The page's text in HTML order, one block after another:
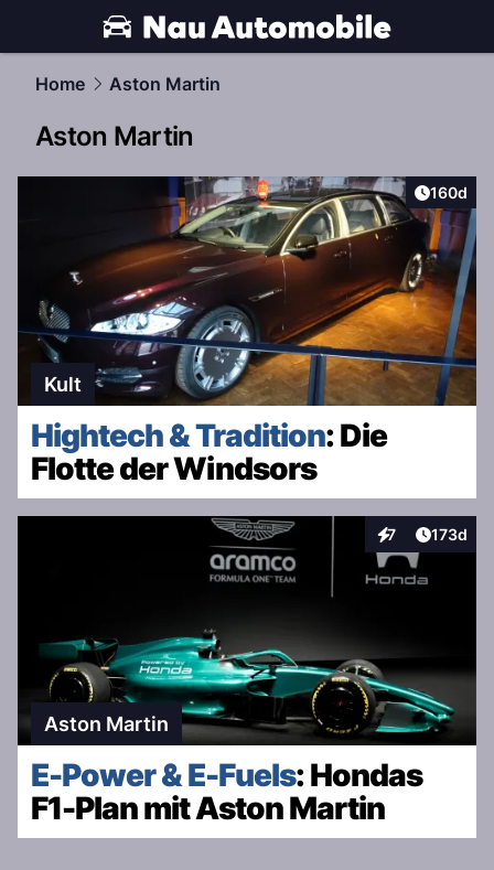
automobile.NAU.ch
Home Aston Martin
Aston Martin
Artikel
160d
Kult
Hightech & Tradition: Die
Flotte der Windsors
7
Interaktionen
Artikel
173d
Aston Martin
E-Power & E-Fuels: Hondas
F1-Plan mit Aston Martin